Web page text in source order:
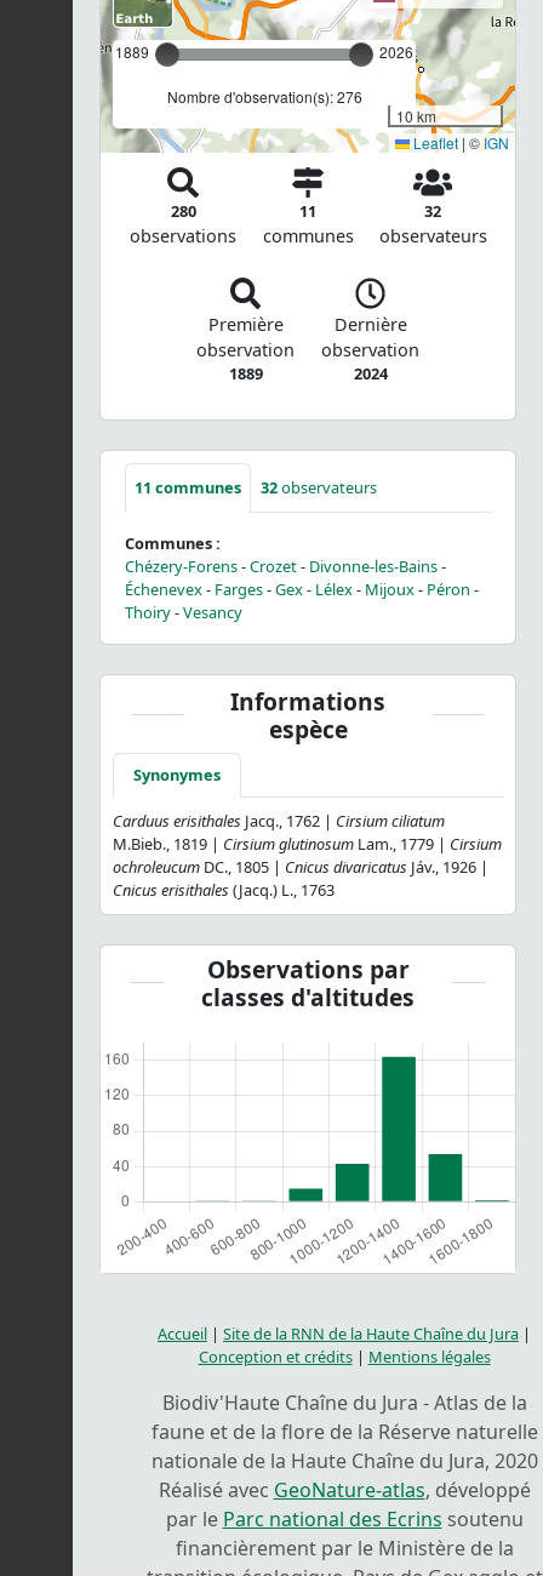
1889 2026
Nombre d'observation(s): 276
10 km
Leaflet | ©IGN
280
observations
11
communes
32
observateurs
Première
observation
1889
Dernière
observation
2024
11 communes 32observateurs
Communes :
Chézery-Forens-Crozet- Divonne-les-Bains-
Échenevex- Farges-Gex- Lélex- Mijoux- Péron -
Thoiry-Vesancy
Informations
espèce
Synonymes
Carduus erisithales Jacq., 1762 | Cirsium ciliatum
M.Bieb., 1819 | Cirsium glutinosum Lam., 1779 | Cirsium
ochroleucum DC., 1805 | Cnicus divaricatus Jáv., 1926 |
Cnicus erisithales (Jacq.) L., 1763
Observations par
classes d'altitudes
Accueil | Site de la RNN de la Haute Chaîne du Jura |
Conception et crédits| Mentions légales
Biodiv'Haute Chaîne du Jura - Atlas de la
faune et de la flore de la Réserve naturelle
nationale de la Haute Chaîne du Jura, 2020
Réalisé avec GeoNature-atlas, développé
par le Parc national des Ecrins soutenu
financièrement par le Ministère de la